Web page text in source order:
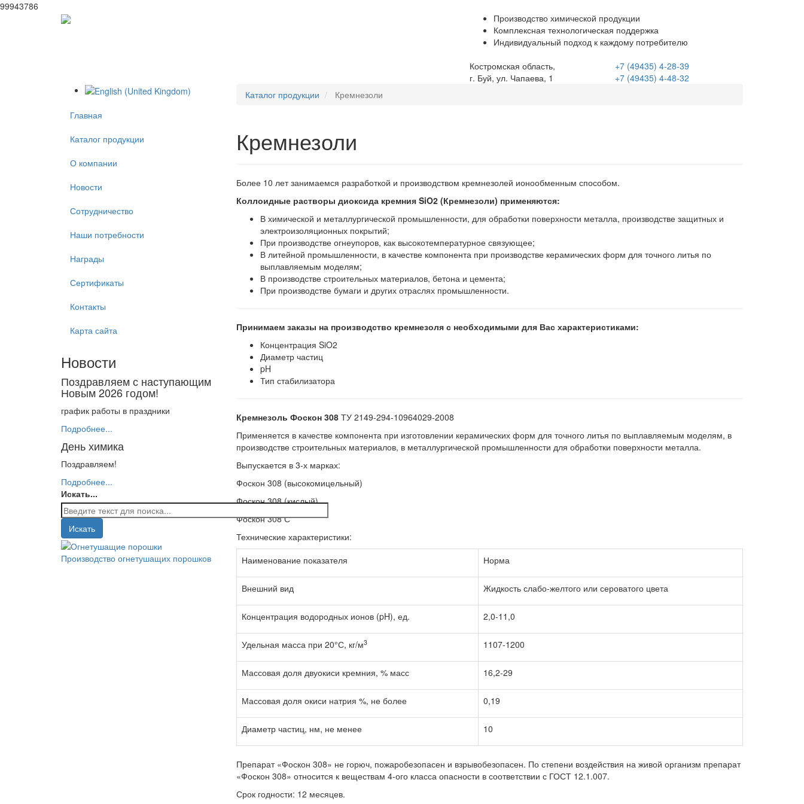
99943786
Производство химической продукции
Комплексная технологическая поддержка
Индивидуальный подход к каждому потребителю
Костромская область,
г. Буй, ул. Чапаева, 1
+7 (49435) 4-28-39
+7 (49435) 4-48-32
Каталог продукции
Кремнезоли
Кремнезоли
Более 10 лет занимаемся разработкой и производством кремнезолей ионообменным способом.
Коллоидные растворы диоксида кремния SiO2 (Кремнезоли) применяются:
В химической и металлургической промышленности, для обработки поверхности металла, производстве защитных и
электроизоляционных покрытий;
При производстве огнеупоров, как высокотемпературное связующее;
В литейной промышленности, в качестве компонента при производстве керамических форм для точного литья по
выплавляемым моделям;
В производстве строительных материалов, бетона и цемента;
При производстве бумаги и других отраслях промышленности.
Принимаем заказы на производство кремнезоля с необходимыми для Вас характеристиками:
Концентрация SiO2
Диаметр частиц
pH
Тип стабилизатора
Кремнезоль Фоскон 308ТУ 2149-294-10964029-2008
Применяется в качестве компонента при изготовлении керамических форм для точного литья по выплавляемым моделям, в
производстве строительных материалов, в металлургической промышленности для обработки поверхности металла.
Выпускается в 3-х марках:
Фоскон 308 (высокомицельный)
Фоскон 308 (кислый)
Фоскон 308 С
Технические характеристики:
Наименование показателя
Норма
Внешний вид Жидкость слабо-желтого или сероватого цвета
Концентрация водородных ионов (pH), ед. 2,0-11,0
Удельная масса при 20°С, кг/м3 1107-1200
Массовая доля двуокиси кремния, % масс 16,2-29
Массовая доля окиси натрия %, не более 0,19
Диаметр частиц, нм, не менее 10
Препарат «Фоскон 308» не горюч, пожаробезопасен и взрывобезопасен. По степени воздействия на живой организм препарат
«Фоскон 308» относится к веществам 4-ого класса опасности в соответствии с ГОСТ 12.1.007.
Срок годности: 12 месяцев.
Главная
Каталог продукции
О компании
Новости
Сотрудничество
Наши потребности
Награды
Сертификаты
Контакты
Карта сайта
Новости
Поздравляем с наступающим
Новым 2026 годом!
график работы в праздники
Подробнее...
День химика
Поздравляем!
Подробнее...
Искать...
Искать
Производство огнетушащих порошков